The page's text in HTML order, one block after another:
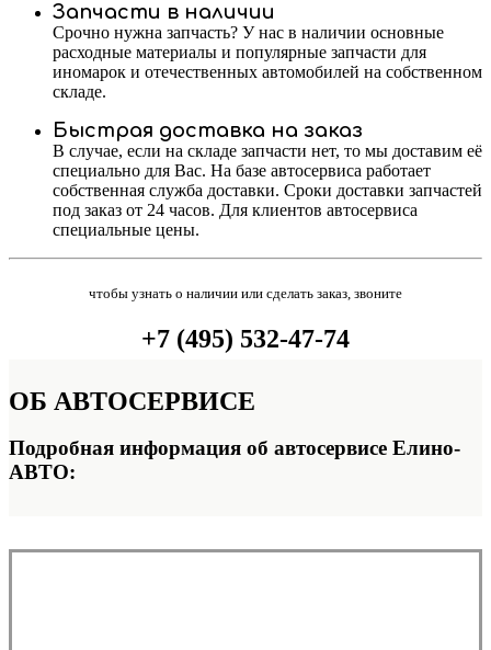
Запчасти в наличии
Срочно нужна запчасть? У нас в наличии основные
расходные материалы и популярные запчасти для
иномарок и отечественных автомобилей на собственном
складе.
Быстрая доставка на заказ
В случае, если на складе запчасти нет, то мы доставим её
специально для Вас. На базе автосервиса работает
собственная служба доставки. Сроки доставки запчастей
под заказ от 24 часов. Для клиентов автосервиса
специальные цены.
чтобы узнать о наличии или сделать заказ, звоните
+7 (495) 532-47-74
ОБ АВТОСЕРВИСЕ
Подробная информация об автосервисе Елино-
АВТО: